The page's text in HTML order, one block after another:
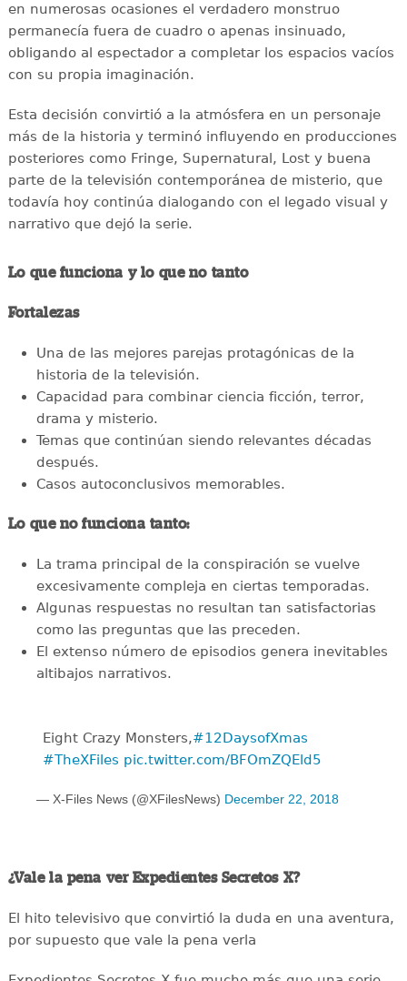
en numerosas ocasiones el verdadero monstruo
permanecía fuera de cuadro o apenas insinuado,
obligando al espectador a completar los espacios vacíos
con su propia imaginación.
Esta decisión convirtió a la atmósfera en un personaje
más de la historia y terminó influyendo en producciones
posteriores como Fringe, Supernatural, Lost y buena
parte de la televisión contemporánea de misterio, que
todavía hoy continúa dialogando con el legado visual y
narrativo que dejó la serie.
Lo que funciona y lo que no tanto
Fortalezas
Una de las mejores parejas protagónicas de la
historia de la televisión.
Capacidad para combinar ciencia ficción, terror,
drama y misterio.
Temas que continúan siendo relevantes décadas
después.
Casos autoconclusivos memorables.
Lo que no funciona tanto:
La trama principal de la conspiración se vuelve
excesivamente compleja en ciertas temporadas.
Algunas respuestas no resultan tan satisfactorias
como las preguntas que las preceden.
El extenso número de episodios genera inevitables
altibajos narrativos.
Eight Crazy Monsters,#12DaysofXmas
#TheXFiles pic.twitter.com/BFOmZQEld5
— X-Files News (@XFilesNews) December 22, 2018
¿Vale la pena ver Expedientes Secretos X?
El hito televisivo que convirtió la duda en una aventura,
por supuesto que vale la pena verla